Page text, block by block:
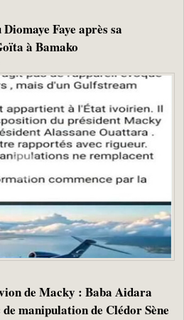
Faye après sa
à Bamako
de Macky : Baba Aidara
manipulation de Clédor Sène